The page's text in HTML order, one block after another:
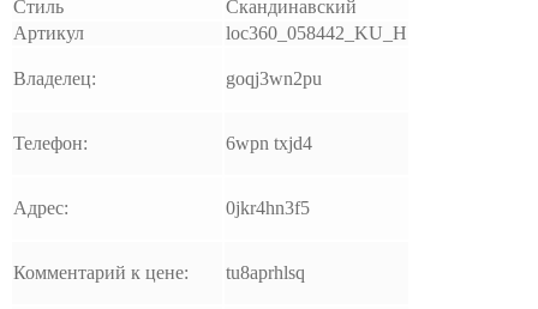
Стиль
Скандинавский
Артикул
loc360_058442_KU_H
Владелец: goqj3wn2pu
Телефон: 6wpn txjd4
Адрес: 0jkr4hn3f5
Комментарий к цене: tu8aprhlsq